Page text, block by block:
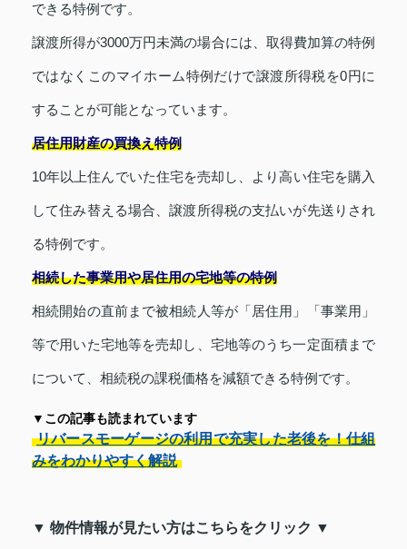
できる特例です。
譲渡所得が3000万円未満の場合には、取得費加算の特例
ではなくこのマイホーム特例だけで譲渡所得税を0円に
することが可能となっています。
居住用財産の買換え特例
10年以上住んでいた住宅を売却し、より高い住宅を購入
して住み替える場合、譲渡所得税の支払いが先送りされ
る特例です。
相続した事業用や居住用の宅地等の特例
相続開始の直前まで被相続人等が「居住用」「事業用」
等で用いた宅地等を売却し、宅地等のうち一定面積まで
について、相続税の課税価格を減額できる特例です。
▼この記事も読まれています
リバースモーゲージの利用で充実した老後を！仕組
みをわかりやすく解説
▼ 物件情報が見たい方はこちらをクリック ▼